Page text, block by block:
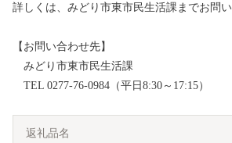
詳しくは、みどり市東市民生活課までお問い
【お問い合わせ先】
みどり市東市民生活課
TEL 0277-76-0984（平日8:30～17:15）
返礼品名